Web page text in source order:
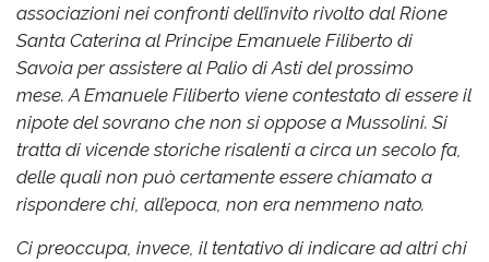
associazioni nei confronti dell’invito rivolto dal Rione
Santa Caterina al Principe Emanuele Filiberto di
Savoia per assistere al Palio di Asti del prossimo
mese. A Emanuele Filiberto viene contestato di essere il
nipote del sovrano che non si oppose a Mussolini. Si
tratta di vicende storiche risalenti a circa un secolo fa,
delle quali non può certamente essere chiamato a
rispondere chi, all’epoca, non era nemmeno nato.
Ci preoccupa, invece, il tentativo di indicare ad altri chi